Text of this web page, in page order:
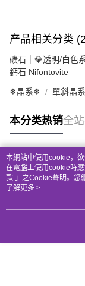
产品相关分类
礦石｜💎透明/白色
鈣石 Nifontovite
❄晶系❄ 單斜晶
本分类热销全
热门标签
本網站中使用cookie，
在電腦上使用cookie時
款 」之Cookie聲明。您
之Cookie聲明使用cookie
了解更多 >